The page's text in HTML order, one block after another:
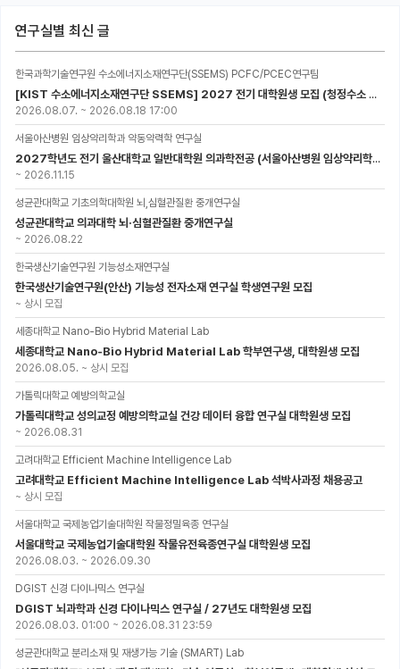
연구실별 최신 글
한국과학기술연구원 수소에너지소재연구단(SSEMS) PCFC/PCEC연구팀
[KIST 수소에너지소재연구단 SSEMS] 2027 전기 대학원생 모집 (청정수소 생산/활용을 위한 프로톤 세라믹 전지)
2026.08.07. ~ 2026.08.18 17:00
서울아산병원 임상약리학과 약동약력학 연구실
2027학년도 전기 울산대학교 일반대학원 의과학전공 (서울아산병원 임상약리학과 약동약력학 연구실) 대학원생 모집공고
~ 2026.11.15
성균관대학교 기초의학대학원 뇌,심혈관질환 중개연구실
성균관대학교 의과대학 뇌·심혈관질환 중개연구실
~ 2026.08.22
한국생산기술연구원 기능성소재연구실
한국생산기술연구원(안산) 기능성 전자소재 연구실 학생연구원 모집
~ 상시 모집
세종대학교 Nano-Bio Hybrid Material Lab
세종대학교 Nano-Bio Hybrid Material Lab 학부연구생, 대학원생 모집
2026.08.05. ~ 상시 모집
가톨릭대학교 예방의학교실
가톨릭대학교 성의교정 예방의학교실 건강 데이터 융합 연구실 대학원생 모집
~ 2026.08.31
고려대학교 Efficient Machine Intelligence Lab
고려대학교 Efficient Machine Intelligence Lab 석박사과정 채용공고
~ 상시 모집
서울대학교 국제농업기술대학원 작물정밀육종 연구실
서울대학교 국제농업기술대학원 작물유전육종연구실 대학원생 모집
2026.08.03. ~ 2026.09.30
DGIST 신경 다이나믹스 연구실
DGIST 뇌과학과 신경 다이나믹스 연구실 / 27년도 대학원생 모집
2026.08.03. 01:00 ~ 2026.08.31 23:59
성균관대학교 분리소재 및 재생가능 기술 (SMART) Lab